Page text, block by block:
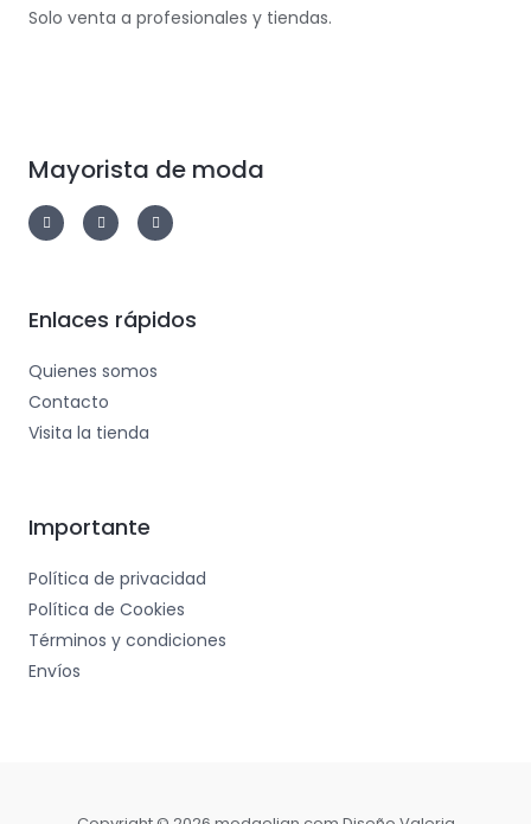
Solo venta a profesionales y tiendas.
Mayorista de moda
Enlaces rápidos
Quienes somos
Contacto
Visita la tienda
Importante
Política de privacidad
Política de Cookies
Términos y condiciones
Envíos